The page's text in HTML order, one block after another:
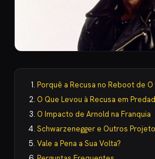
Porquê a Recusa no Reboot de
O Que Levou à Recusa em
O Impacto de Arnold na Franquia
Schwarzenegger e Outros
Vale a Pena a Sua Volta?